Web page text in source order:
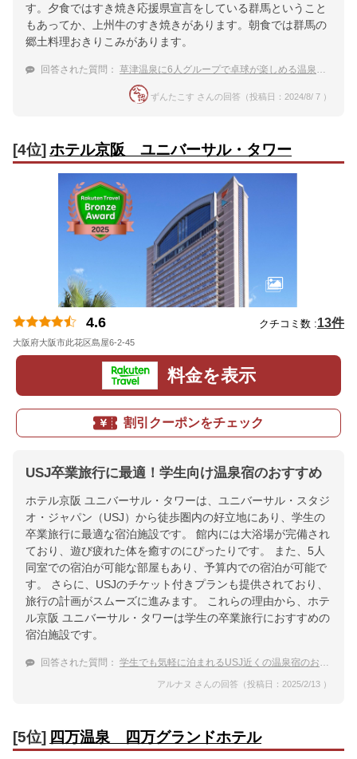
す。夕食ではすき焼き応援県宣言をしている群馬ということ
もあってか、上州牛のすき焼きがあります。朝食では群馬の
郷土料理おきりこみがあります。
回答された質問： 草津温泉に6人グループで卓球が楽しめる温泉宿はありますか？
ずんたこす さんの回答（投稿日：2024/8/ 7 ）
[4位]ホテル京阪 ユニバーサル・タワー
4.6 クチコミ数 :13件
大阪府大阪市此花区島屋6-2-45
料金を表示
割引クーポンをチェック
USJ卒業旅行に最適！学生向け温泉宿のおすすめ
ホテル京阪 ユニバーサル・タワーは、ユニバーサル・スタジ
オ・ジャパン（USJ）から徒歩圏内の好立地にあり、学生の
卒業旅行に最適な宿泊施設です。 館内には大浴場が完備され
ており、遊び疲れた体を癒すのにぴったりです。 また、5人
同室での宿泊が可能な部屋もあり、予算内での宿泊が可能で
す。 さらに、USJのチケット付きプランも提供されており、
旅行の計画がスムーズに進みます。 これらの理由から、ホテ
ル京阪 ユニバーサル・タワーは学生の卒業旅行におすすめの
宿泊施設です。
回答された質問： 学生でも気軽に泊まれるUSJ近くの温泉宿のおすすめは？
アルナヌ さんの回答（投稿日：2025/2/13 ）
[5位] 四万温泉 四万グランドホテル